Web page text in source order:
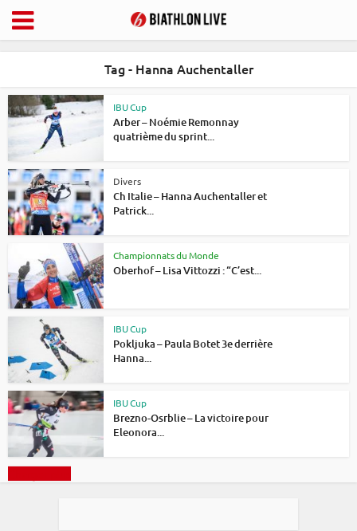
Tag - Hanna Auchentaller
IBU Cup
Arber – Noémie Remonnay
quatrième du sprint...
Divers
Ch Italie – Hanna Auchentaller et
Patrick...
Championnats du Monde
Oberhof – Lisa Vittozzi : “C’est...
IBU Cup
Pokljuka – Paula Botet 3e derrière
Hanna...
IBU Cup
Brezno-Osrblie – La victoire pour
Eleonora...